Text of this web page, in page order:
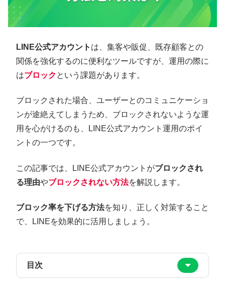
LINE公式アカウント は、集客や販促、既存顧客との
関係を強化するのに便利なツールですが、運用の際に
はブロック という課題があります。
ブロックされた場合、ユーザーとのコミュニケーショ
ンが途絶えてしまうため、ブロックされないような運
用を心がけるのも、LINE公式アカウント運用のポイ
ントの一つです。
この記事では、LINE公式アカウントがブロックされ
る理由やブロックされない方法を解説します。
ブロック率を下げる方法を知り、正しく対策すること
で、LINEを効果的に活用しましょう。
目次